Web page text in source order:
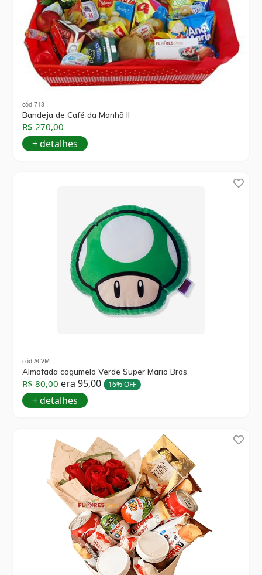
cód 718
Bandeja de Café da Manhã II
R$ 270,00
+ detalhes
cód ACVM
Almofada cogumelo Verde Super Mario Bros
R$ 80,00 era 95,00 16% OFF
+ detalhes